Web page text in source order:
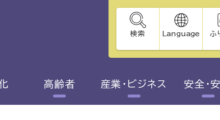
検索 Language ふ
高齢者 産業・ビジネス 安全・